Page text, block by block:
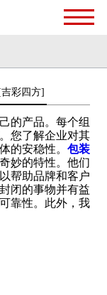
厂家[吉彩四方]
的产品。每个组
您了解企业对其
的安稳性。 包装
妙的特性。他们
帮助品牌和客户
闭的事物并有益
靠性。此外，我